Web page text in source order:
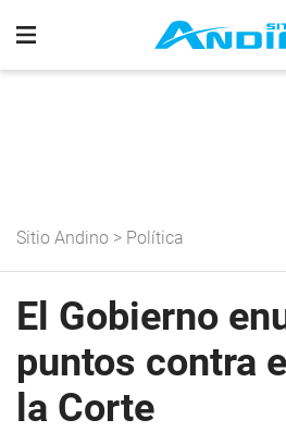
Sitio Andino > Política
El Gobierno
puntos contra
la Corte